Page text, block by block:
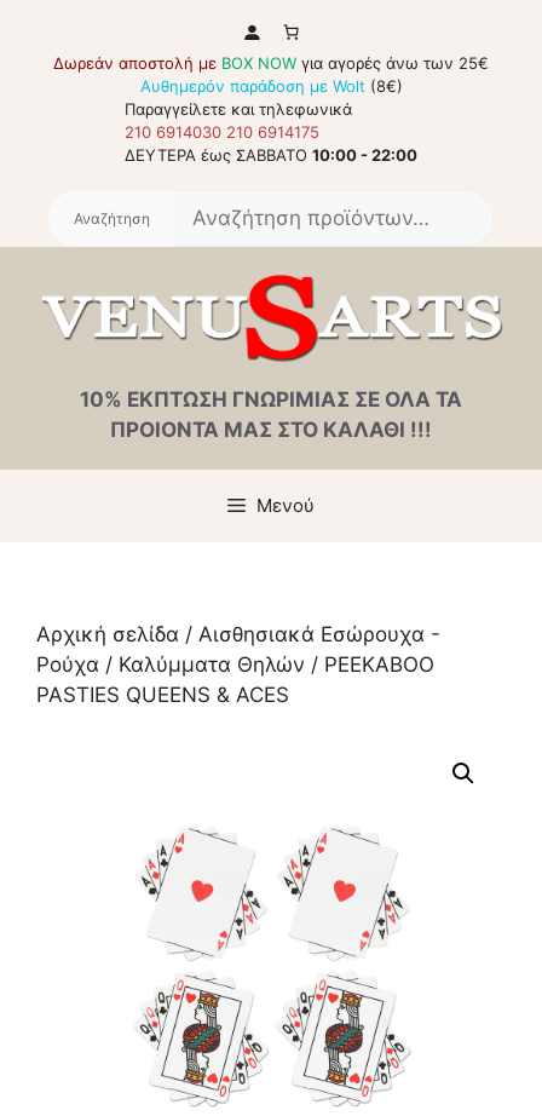
περιεχόμενο
Δωρεάν αποστολή με BOX NOW για αγορές άνω των 25€
Αυθημερόν παράδοση με Wolt (8€)
Παραγγείλετε και τηλεφωνικά
210 6914030 210 6914175
ΔΕΥΤΕΡΑ έως ΣΑΒΒΑΤΟ 10:00 - 22:00
10% ΕΚΠΤΩΣΗ ΓΝΩΡΙΜΙΑΣ ΣΕ ΟΛΑ ΤΑ
ΠΡΟΙΟΝΤΑ ΜΑΣ ΣΤΟ ΚΑΛΑΘΙ !!!
Μενού
Αρχική σελίδα / Αισθησιακά Εσώρουχα -
Ρούχα / Καλύμματα Θηλών / PEEKABOO
PASTIES QUEENS & ACES